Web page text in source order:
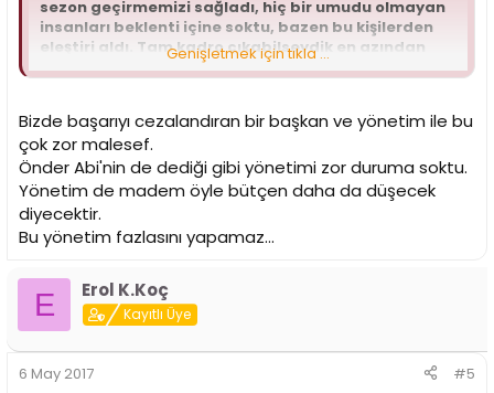
sezon geçirmemizi sağladı, hiç bir umudu olmayan
insanları beklenti içine soktu, bazen bu kişilerden
eleştiri aldı. Tam kadro çıkabilseydik en azından
yarı final serisi son maça kalabilirdi ama iş bilmez
bir maç kazanma şansımızı ortadan kaldırdı.
Sezon başından itibaren savaşan, mücadele eden
tüm oyunculara teşekkür ediyorum. Bu takımla
gurur duyuyorum, helal olsun Sarayın Sultanları.
Gelecek yıl Marina Maljkoviç'in kuracağı kadroyla
Genişletmek için tıkla ...
Bizde başarıyı cezalandıran bir başkan ve yönetim ile bu
çok zor malesef.
Önder Abi'nin de dediği gibi yönetimi zor duruma soktu.
Yönetim de madem öyle bütçen daha da düşecek
diyecektir.
Bu yönetim fazlasını yapamaz...
E Erol K.Koç
Kayıtlı Üye
6 May 2017 #5